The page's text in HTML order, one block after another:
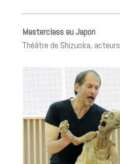
Masterclass au Japon
Théâtre de Shizuoka,